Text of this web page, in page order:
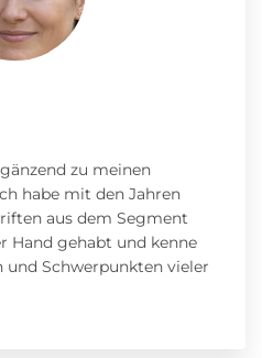
zu meinen
habe mit den Jahren
aus dem Segment
Hand gehabt und kenne
Schwerpunkten vieler